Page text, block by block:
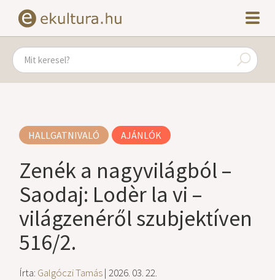
HALLGATNIVALÓ AJÁNLÓK
Zenék a nagyvilágból –
Saodaj: Lodèr la vi –
világzenéről szubjektíven
516/2.
Írta: Galgóczi Tamás| 2026. 03. 22.